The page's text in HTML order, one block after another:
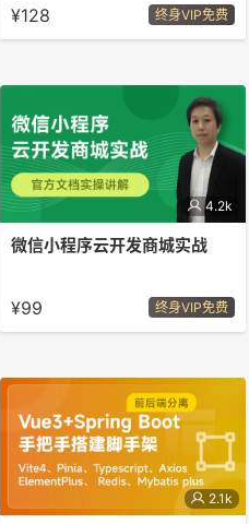
vue-router、pinia、vue-cropper、
pinia-plugin-persistedstate、动态路
plus、redis、JustAuth、RBAC、
Apifox、OAuth2.0
¥128 终身VIP免费
4.2k
微信小程序云开发商城实战
¥99 终身VIP免费
2.1k